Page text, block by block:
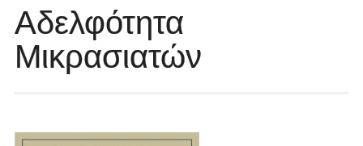
Αδελφότητα
Μικρασιατών